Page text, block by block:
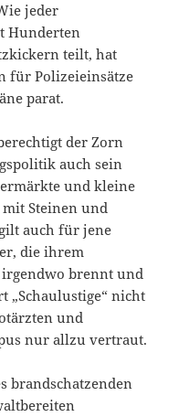
jeder
Hunderten
teilt, hat
für Polizeieinsätze
parat.
der Zorn
auch sein
und kleine
Steinen und
auch für jene
die ihrem
brennt und
„Schaulustige“ nicht
und
nur allzu vertraut.
brandschatzenden